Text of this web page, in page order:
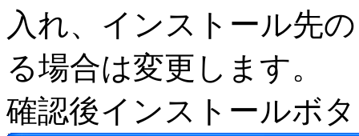
入れ、インストール先
る場合は変更します。
確認後インストールボ